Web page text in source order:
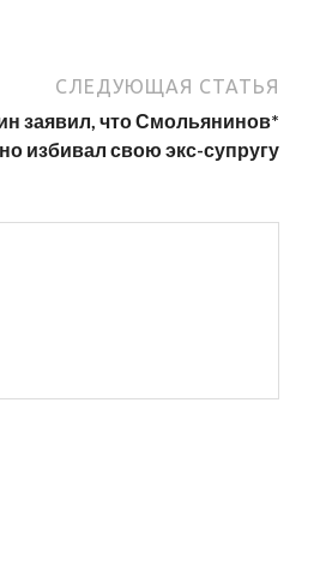
СЛЕДУЮЩАЯ СТАТЬЯ
заявил, что Смольянинов*
избивал свою экс-супругу